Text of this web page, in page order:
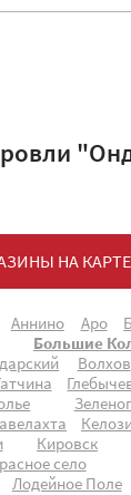
НА КАРТЕ
Аннино Аро
Большие
Волхов
Кировск
село
Лодейное Поле